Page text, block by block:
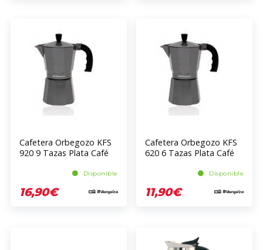
Cafetera Orbegozo KFS
920 9 Tazas Plata Café
Disponible
16,90€
Cafetera Orbegozo KFS
620 6 Tazas Plata Café
Disponible
11,90€